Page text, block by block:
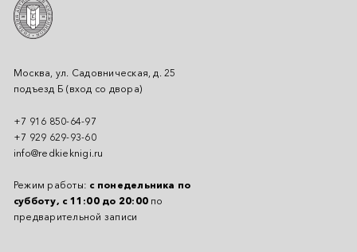
Москва, ул. Садовническая, д. 25
подъезд Б (вход со двора)
+7 916 850-64-97
+7 929 629-93-60
info@redkieknigi.ru
Режим работы: с понедельника по
субботу, с 11:00 до 20:00 по
предварительной записи